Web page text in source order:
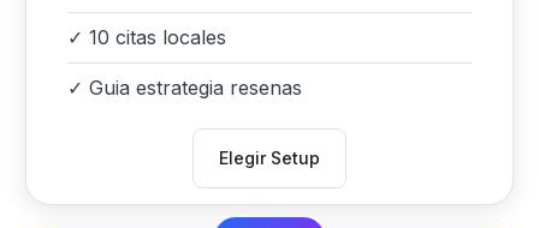
✓ 10 citas locales
✓ Guia estrategia resenas
Elegir Setup